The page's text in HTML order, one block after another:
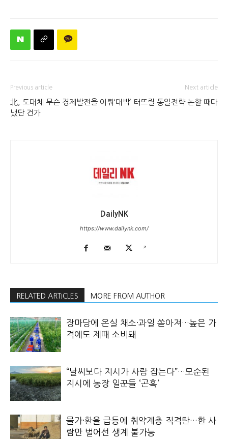
Previous article
北, 도대체 무슨 경제발전을 이뤄
냈단 건가
Next article
‘대박’ 터뜨릴 통일전략 논할 때다
DailyNK
https://www.dailynk.com/
RELATED ARTICLES MORE FROM AUTHOR
장마당에 온실 채소·과일 쏟아져…높은 가
격에도 제때 소비돼
“날씨보다 지시가 사람 잡는다”…모순된
지시에 농장 일꾼들 ‘곤혹’
물가·환율 급등에 취약계층 직격탄…한 사
람만 벌어선 생계 불가능